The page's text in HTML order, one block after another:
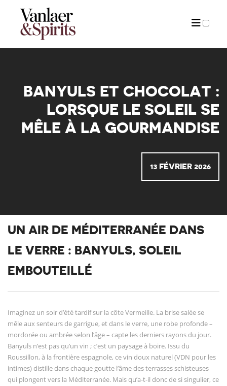
BANYULS ET CHOCOLAT :
LORSQUE LE SOLEIL SE
MÊLE À LA GOURMANDISE
13 FÉVRIER 2026
UN AIR DE MÉDITERRANÉE DANS
LE VERRE : BANYULS, SOLEIL
EMBOUTEILLÉ
Imaginez un soir d’été tardif sur la côte Vermeille. La brise salée se
mêle aux senteurs de garrigue, et dans le verre, une robe profonde –
mordorée ou ambrée selon l’âge – capte les derniers rayons du jour.
Banyuls n’est pas qu’un vin ; c’est un paysage à boire. Issu du
Roussillon, à la frontière espagnole, ce vin doux naturel (VDN pour les
intimes) distille dans chaque goutte l’âme des terrasses schisteuses
qui plongent vers la Méditerranée. Mais qu’a-t-il donc de si singulier, ce